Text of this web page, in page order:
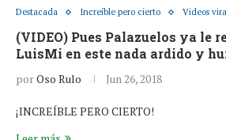
Destacada Increíble pero cierto Videos
(VIDEO) Pues Palazuelos ya le
LuisMi en este nada ardido y
porOso Rulo Jun 26, 2018
¡INCREÍBLE PERO CIERTO!